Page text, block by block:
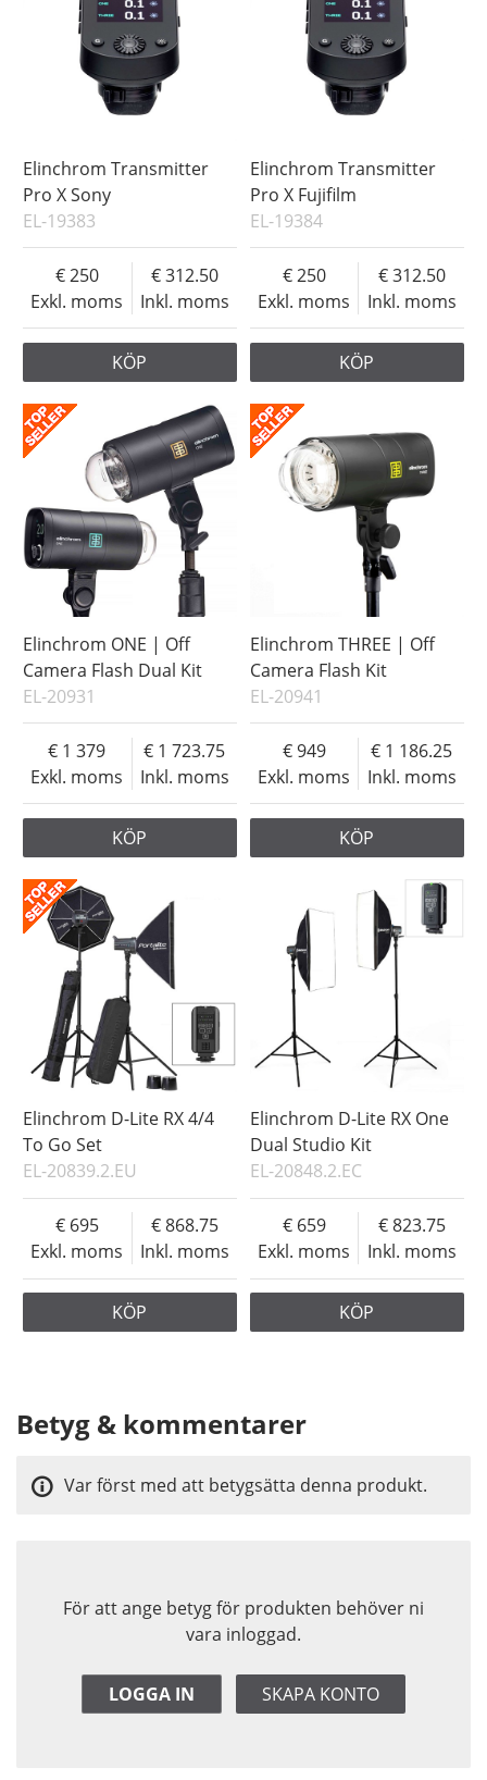
Elinchrom Transmitter
Pro X Sony
EL-19383
Exkl. moms
250
Inkl. moms
312.50
KÖP
Elinchrom Transmitter
Pro X Fujifilm
EL-19384
Exkl. moms
250
Inkl. moms
312.50
KÖP
Elinchrom ONE | Off
Camera Flash Dual Kit
EL-20931
Exkl. moms
1 379
Inkl. moms
1 723.75
KÖP
Elinchrom THREE | Off
Camera Flash Kit
EL-20941
Exkl. moms
949
Inkl. moms
1 186.25
KÖP
Elinchrom D-Lite RX 4/4
To Go Set
EL-20839.2.EU
Exkl. moms
695
Inkl. moms
868.75
KÖP
Elinchrom D-Lite RX One
Dual Studio Kit
EL-20848.2.EC
Exkl. moms
659
Inkl. moms
823.75
KÖP
Betyg & kommentarer
För att ange betyg för produkten behöver ni
vara inloggad.
LOGGA IN SKAPA KONTO
Var först med att betygsätta denna produkt.